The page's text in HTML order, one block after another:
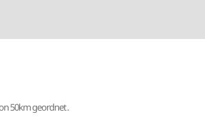
50km geordnet.